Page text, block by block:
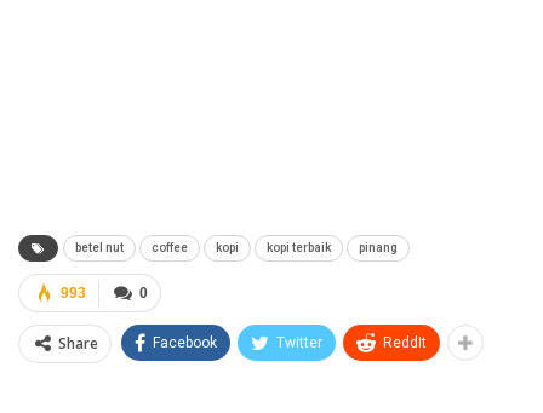
betel nut coffee kopi kopi terbaik pinang
0
993
Share Facebook Twitter ReddIt